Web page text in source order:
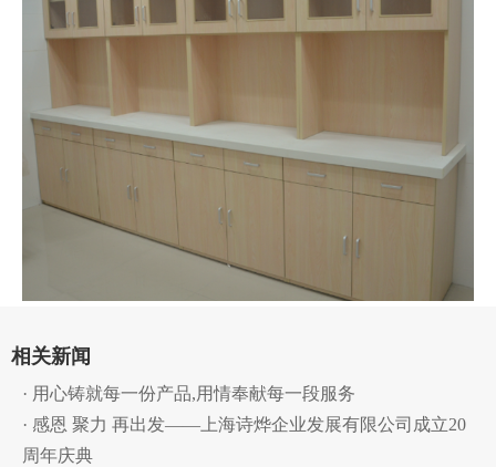
相关新闻
· 用心铸就每一份产品,用情奉献每一段服务
· 感恩 聚力 再出发——上海诗烨企业发展有限公司成立20
周年庆典